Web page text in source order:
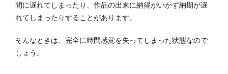
間に遅れてしまったり、作品の出来に納得がいかず納期が遅
れてしまったりすることがあります。
そんなときは、完全に時間感覚を失ってしまった状態なので
しょう。